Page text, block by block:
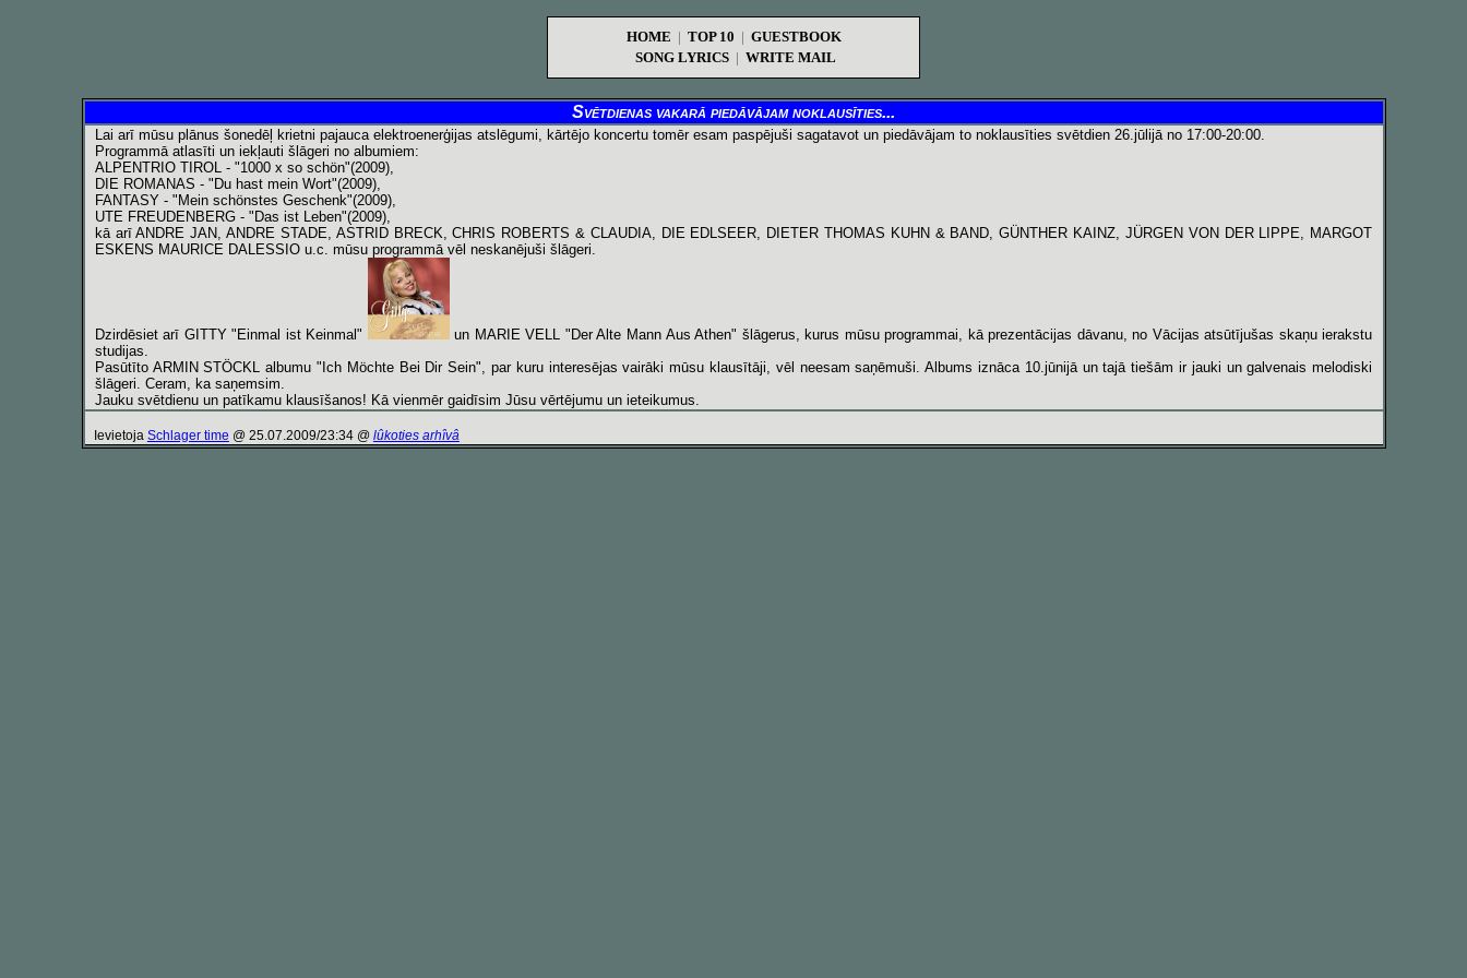
HOME | TOP 10 | GUESTBOOK
SONG LYRICS| WRITE MAIL
Svētdienas vakarā piedāvājam noklausīties...
Lai arī mūsu plānus šonedēļ krietni pajauca elektroenerģijas atslēgumi, kārtējo koncertu tomēr esam paspējuši sagatavot un piedāvājam to noklausīties svētdien 26.jūlijā no 17:00-20:00.
Programmā atlasīti un iekļauti šlāgeri no albumiem:
ALPENTRIO TIROL - "1000 x so schön"(2009),
DIE ROMANAS - "Du hast mein Wort"(2009),
FANTASY - "Mein schönstes Geschenk"(2009),
UTE FREUDENBERG - "Das ist Leben"(2009),
kā arī ANDRE JAN, ANDRE STADE, ASTRID BRECK, CHRIS ROBERTS & CLAUDIA, DIE EDLSEER, DIETER THOMAS KUHN & BAND, GÜNTHER KAINZ, JÜRGEN VON DER LIPPE, MARGOT
ESKENS MAURICE DALESSIO u.c. mūsu programmā vēl neskanējuši šlāgeri.
Dzirdēsiet arī GITTY "Einmal ist Keinmal"
un MARIE VELL "Der Alte Mann Aus Athen" šlāgerus, kurus mūsu programmai, kā prezentācijas dāvanu, no Vācijas atsūtījušas skaņu ierakstu
studijas.
Pasūtīto ARMIN STÖCKL albumu "Ich Möchte Bei Dir Sein", par kuru interesējas vairāki mūsu klausītāji, vēl neesam saņēmuši. Albums iznāca 10.jūnijā un tajā tiešām ir jauki un galvenais melodiski
šlāgeri. Ceram, ka saņemsim.
Jauku svētdienu un patīkamu klausīšanos! Kā vienmēr gaidīsim Jūsu vērtējumu un ieteikumus.
Ievietoja Schlager time @ 25.07.2009/23:34 @ lûkoties arhîvâ